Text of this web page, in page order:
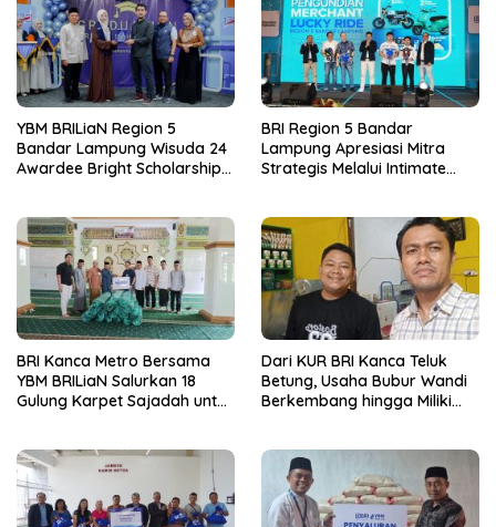
YBM BRILiaN Region 5
Bandar Lampung Wisuda 24
Awardee Bright Scholarship
BRI Region 5 Bandar
Lampung Apresiasi Mitra
Strategis Melalui Intimate
Ride
BRI Kanca Metro Bersama
YBM BRILiaN Salurkan 18
Gulung Karpet Sajadah untuk
Dari KUR BRI Kanca Teluk
Betung, Usaha Bubur Wandi
Berkembang hingga Miliki